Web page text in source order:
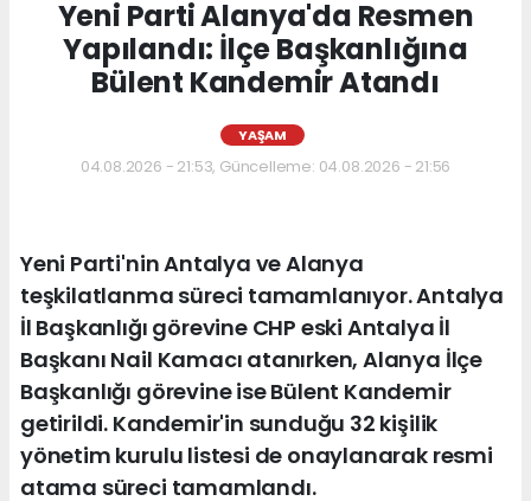
Yeni Parti Alanya'da Resmen
Yapılandı: İlçe Başkanlığına
Bülent Kandemir Atandı
YAŞAM
04.08.2026 - 21:53, Güncelleme: 04.08.2026 - 21:56
Yeni Parti'nin Antalya ve Alanya
teşkilatlanma süreci tamamlanıyor. Antalya
İl Başkanlığı görevine CHP eski Antalya İl
Başkanı Nail Kamacı atanırken, Alanya İlçe
Başkanlığı görevine ise Bülent Kandemir
getirildi. Kandemir'in sunduğu 32 kişilik
yönetim kurulu listesi de onaylanarak resmi
atama süreci tamamlandı.